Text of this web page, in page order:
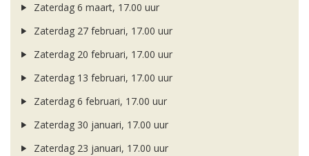
Zaterdag 6 maart, 17.00 uur
Zaterdag 27 februari, 17.00 uur
Zaterdag 20 februari, 17.00 uur
Zaterdag 13 februari, 17.00 uur
Zaterdag 6 februari, 17.00 uur
Zaterdag 30 januari, 17.00 uur
Zaterdag 23 januari, 17.00 uur